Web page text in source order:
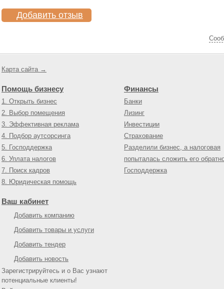
Добавить отзыв
Карта сайта →
Помощь бизнесу
1. Открыть бизнес
2. Выбор помещения
3. Эффективная реклама
4. Подбор аутсорсинга
5. Господдержка
6. Уплата налогов
7. Поиск кадров
8. Юридическая помощь
Финансы
Банки
Лизинг
Инвестиции
Страхование
Разделили бизнес, а налоговая
попыталась сложить его
Господдержка
Ваш кабинет
Добавить компанию
Добавить товары и услуги
Добавить тендер
Добавить новость
Зарегистрируйтесь и о Вас узнают
потенциальные клиенты!